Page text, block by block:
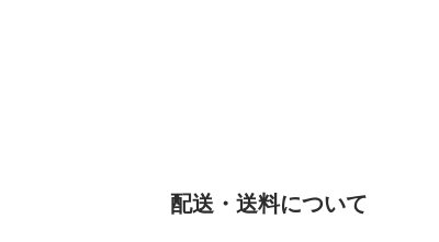
配送・送料について